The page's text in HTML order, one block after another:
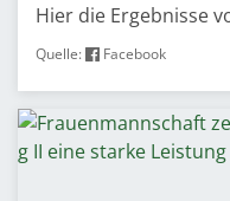
Hier die Ergebnisse
Quelle: Facebook